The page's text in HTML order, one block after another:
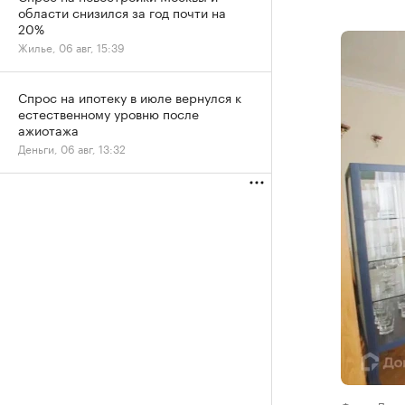
области снизился за год почти на
20%
Жилье, 06 авг, 15:39
Спрос на ипотеку в июле вернулся к
естественному уровню после
ажиотажа
Деньги, 06 авг, 13:32